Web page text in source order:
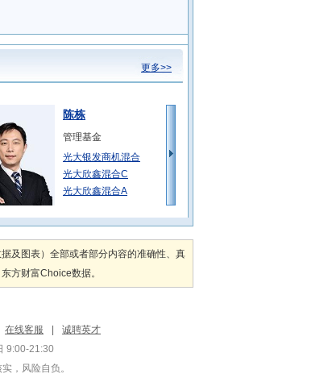
更多>>
陈栋
管理基金
光大银发商机混合
光大欣鑫混合C
光大欣鑫混合A
黄波
管理基金
光大中高等级债券
光大中高等级债券
及图表）全部或者部分内容的准确性、真
方财富Choice数据。
在线客服
诚聘英才
9:00-21:30
，风险自负。